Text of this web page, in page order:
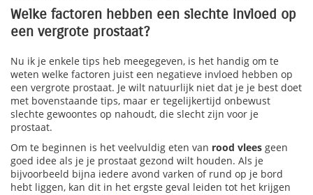
Welke factoren hebben een slechte invloed op
een vergrote prostaat?
Nu ik je enkele tips heb meegegeven, is het handig om te
weten welke factoren juist een negatieve invloed hebben op
een vergrote prostaat. Je wilt natuurlijk niet dat je je best doet
met bovenstaande tips, maar er tegelijkertijd onbewust
slechte gewoontes op nahoudt, die slecht zijn voor je
prostaat.
Om te beginnen is het veelvuldig eten van rood vlees geen
goed idee als je je prostaat gezond wilt houden. Als je
bijvoorbeeld bijna iedere avond varken of rund op je bord
hebt liggen, kan dit in het ergste geval leiden tot het krijgen